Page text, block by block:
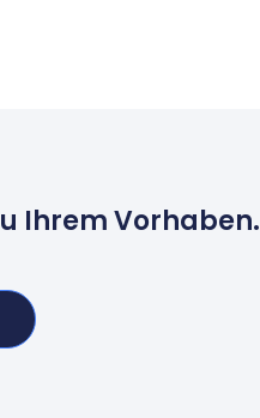
Ihrem Vorhaben.